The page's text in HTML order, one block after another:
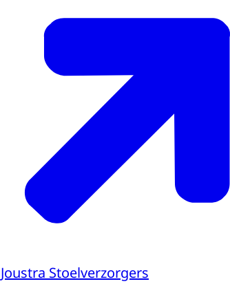
Joustra Stoelverzorgers